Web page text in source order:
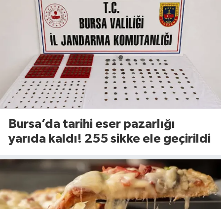
Bursa’da tarihi eser pazarlığı
yarıda kaldı! 255 sikke ele geçirildi